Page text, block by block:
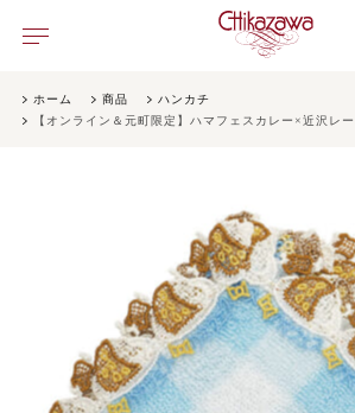
ホーム 商品
ハンカチ
【オンライン＆元町限定】ハマフェスカレー×近沢レ